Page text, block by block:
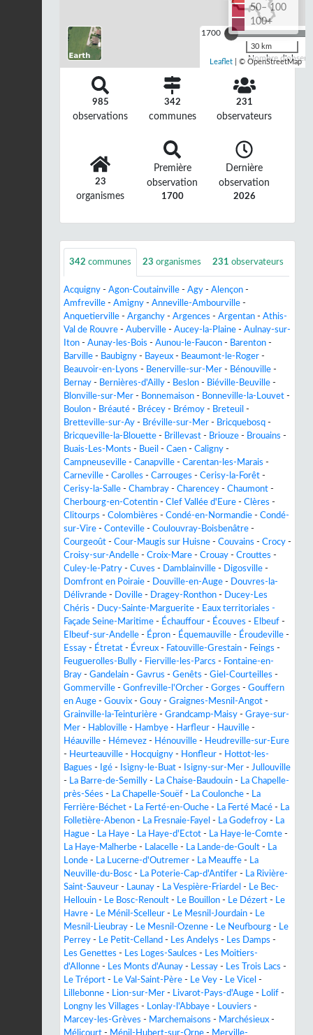
1700
Nombre
50– 100
100+
30 km
Leaflet | © OpenStreetMap
985
observations
342
communes
231
observateurs
23
organismes
Première
observation
1700
Dernière
observation
2026
342 communes 23 organismes 231 observateurs
Acquigny - Agon-Coutainville - Agy - Alençon -
Amfreville - Amigny - Anneville-Ambourville -
Anquetierville - Arganchy - Argences - Argentan - Athis-
Val de Rouvre - Auberville - Aucey-la-Plaine - Aulnay-sur-
Iton - Aunay-les-Bois - Aunou-le-Faucon - Barenton -
Barville - Baubigny - Bayeux - Beaumont-le-Roger -
Beauvoir-en-Lyons - Benerville-sur-Mer - Bénouville -
Bernay - Bernières-d'Ailly - Beslon - Biéville-Beuville -
Blonville-sur-Mer - Bonnemaison - Bonneville-la-Louvet -
Boulon - Bréauté - Brécey - Brémoy - Breteuil -
Bretteville-sur-Ay - Bréville-sur-Mer - Bricquebosq -
Bricqueville-la-Blouette - Brillevast - Briouze - Brouains -
Buais-Les-Monts - Bueil - Caen - Caligny -
Campneuseville - Canapville - Carentan-les-Marais -
Carneville - Carolles - Carrouges - Cerisy-la-Forêt -
Cerisy-la-Salle - Chambray - Charencey - Chaumont -
Cherbourg-en-Cotentin - Clef Vallée d'Eure - Clères -
Clitourps - Colombières - Condé-en-Normandie - Condé-
sur-Vire - Conteville - Coulouvray-Boisbenâtre -
Courgeoût - Cour-Maugis sur Huisne - Couvains - Crocy -
Croisy-sur-Andelle - Croix-Mare - Crouay - Crouttes -
Culey-le-Patry - Cuves - Damblainville - Digosville -
Domfront en Poiraie - Douville-en-Auge -
Douvres-la-
Délivrande - Doville - Dragey-Ronthon -
Ducey-Les
Chéris - Ducy-Sainte-Marguerite - Eaux territoriales -
Façade Seine-Maritime - Échauffour - Écouves - Elbeuf -
Elbeuf-sur-Andelle - Épron - Équemauville - Éroudeville -
Essay - Étretat - Évreux - Fatouville-Grestain - Feings -
Feuguerolles-Bully - Fierville-les-Parcs - Fontaine-en-
Bray - Gandelain - Gavrus - Genêts - Giel-Courteilles -
Gommerville - Gonfreville-l'Orcher - Gorges - Gouffern
en Auge - Gouvix - Gouy - Graignes-Mesnil-Angot -
Grainville-la-Teinturière - Grandcamp-Maisy - Graye-sur-
Mer - Habloville - Hambye - Harfleur - Hauville -
Héauville - Hémevez - Hénouville - Heudreville-sur-Eure
- Heurteauville - Hocquigny - Honfleur - Hottot-les-
Bagues - Igé - Isigny-le-Buat - Isigny-sur-Mer - Jullouville
- La Barre-de-Semilly - La Chaise-Baudouin - La Chapelle-
près-Sées - La Chapelle-Souëf - La Coulonche - La
Ferrière-Béchet - La Ferté-en-Ouche - La Ferté Macé - La
Folletière-Abenon - La Fresnaie-Fayel - La Godefroy - La
Hague - La Haye - La Haye-d'Ectot - La Haye-le-Comte -
La Haye-Malherbe - Lalacelle - La Lande-de-Goult - La
Londe - La Lucerne-d'Outremer - La Meauffe - La
Neuville-du-Bosc - La Poterie-Cap-d'Antifer - La Rivière-
Saint-Sauveur - Launay - La Vespière-Friardel - Le Bec-
Hellouin - Le Bosc-Renoult - Le Bouillon - Le Dézert - Le
Havre - Le Ménil-Scelleur - Le Mesnil-Jourdain - Le
Mesnil-Lieubray - Le Mesnil-Ozenne - Le Neufbourg - Le
Perrey - Le Petit-Celland - Les Andelys - Les Damps -
Les Genettes - Les Loges-Saulces - Les Moitiers-
d'Allonne - Les Monts d'Aunay - Lessay - Les Trois Lacs -
Le Tréport - Le Val-Saint-Père - Le Vey - Le Vicel -
Lillebonne - Lion-sur-Mer - Livarot-Pays-d'Auge - Lolif -
Longny les Villages - Lonlay-l'Abbaye - Louviers -
Marcey-les-Grèves - Marchemaisons - Marchésieux -
Mélicourt - Ménil-Hubert-sur-Orne - Merville-